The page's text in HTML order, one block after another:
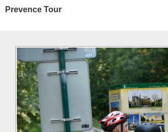
Prevence Tour